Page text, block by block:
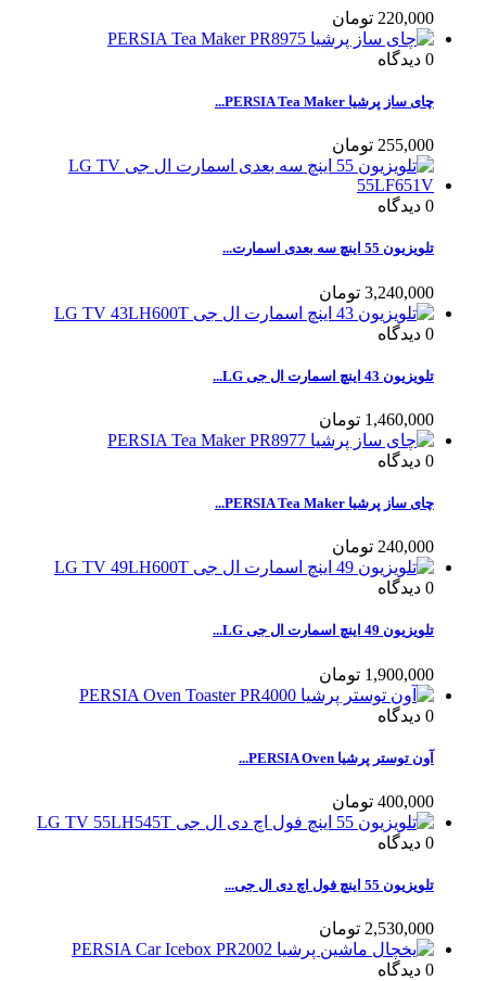
220,000 تومان
0 دیدگاه
چای ساز پرشیا PERSIA Tea Maker...
255,000 تومان
0 دیدگاه
تلویزیون 55 اینچ سه بعدی اسمارت...
3,240,000 تومان
0 دیدگاه
تلویزیون 43 اینچ اسمارت ال جی LG...
1,460,000 تومان
0 دیدگاه
چای ساز پرشیا PERSIA Tea Maker...
240,000 تومان
0 دیدگاه
تلویزیون 49 اینچ اسمارت ال جی LG...
1,900,000 تومان
0 دیدگاه
آون توستر پرشیا PERSIA Oven...
400,000 تومان
0 دیدگاه
تلویزیون 55 اینچ فول اچ دی ال جی...
2,530,000 تومان
0 دیدگاه